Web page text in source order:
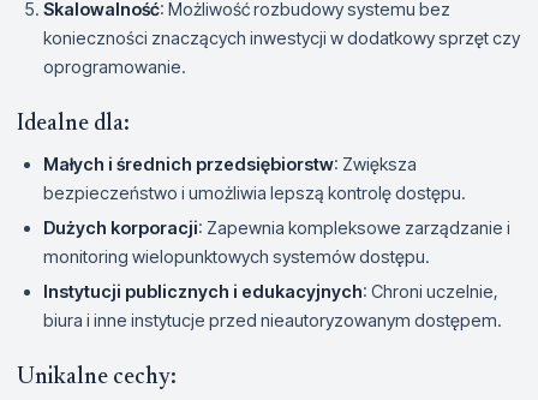
Skalowalność: Możliwość rozbudowy systemu bez
konieczności znaczących inwestycji w dodatkowy sprzęt czy
oprogramowanie.
Idealne dla:
Małych i średnich przedsiębiorstw: Zwiększa
bezpieczeństwo i umożliwia lepszą kontrolę dostępu.
Dużych korporacji: Zapewnia kompleksowe zarządzanie i
monitoring wielopunktowych systemów dostępu.
Instytucji publicznych i edukacyjnych: Chroni uczelnie,
biura i inne instytucje przed nieautoryzowanym dostępem.
Unikalne cechy: